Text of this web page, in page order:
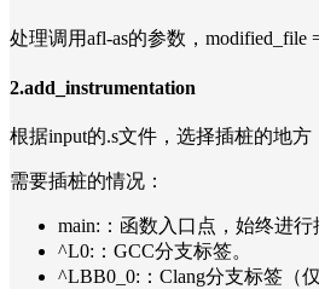
处理调用afl-as的参数，modified_file
2.add_instrumentation
根据input的.s文件，选择插桩的地方
需要插桩的情况：
main:：函数入口点，始终进行
^L0:：GCC分支标签。
^LBB0_0:：Clang分支标签（